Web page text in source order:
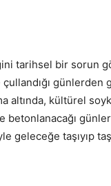
tarihsel bir sorun
çullandığı
kültürel
betonlanacağı
geleceğe taşıyıp